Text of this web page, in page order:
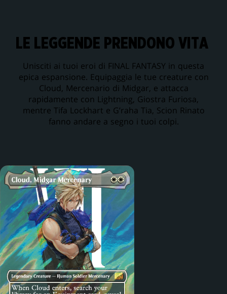
LE LEGGENDE PRENDONO VITA
Unisciti ai tuoi eroi di FINAL FANTASY in questa
epica espansione. Equipaggia le tue creature con
Cloud, Mercenario di Midgar, e attacca
rapidamente con Lightning, Giostra Furiosa,
mentre Tifa Lockhart e G’raha Tia, Scion Rinato
fanno andare a segno i tuoi colpi.